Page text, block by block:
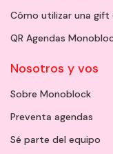
Cómo utilizar una
QR Agendas
Nosotros y vos
Sobre Monoblock
Preventa agendas
Sé parte del equipo